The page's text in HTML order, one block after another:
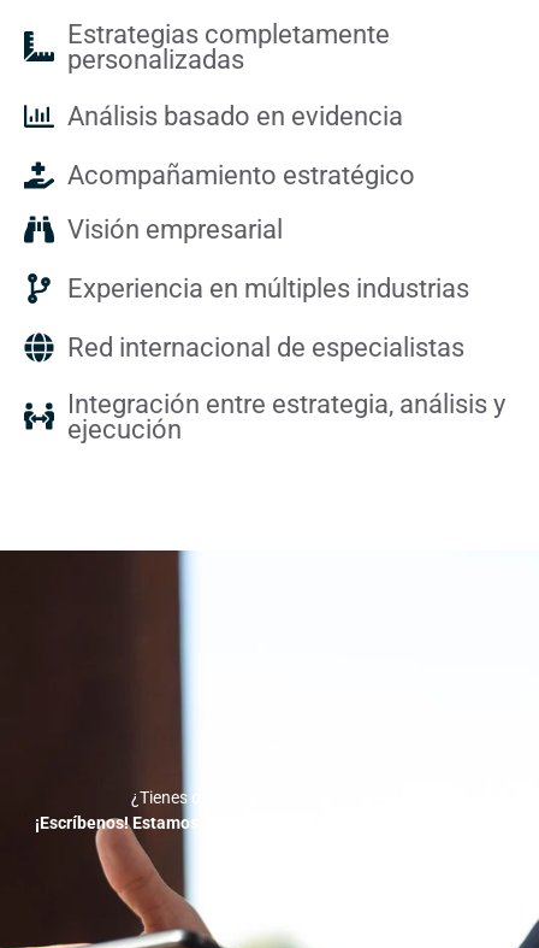
Estrategias completamente
personalizadas
Análisis basado en evidencia
Acompañamiento estratégico
Visión empresarial
Experiencia en múltiples industrias
Red internacional de especialistas
Integración entre estrategia, análisis y
ejecución
¿Tienes dudas o quieres empezar ya?
¡Escríbenos! Estamos a solo un mensaje de ayudarte a crecer.